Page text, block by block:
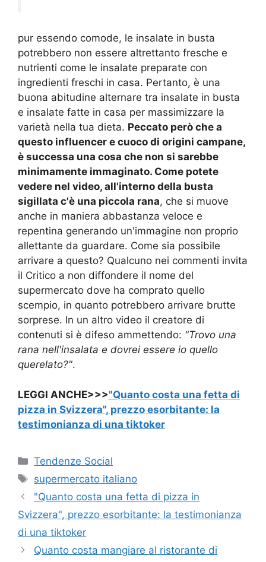
pur essendo comode, le insalate in busta
potrebbero non essere altrettanto fresche e
nutrienti come le insalate preparate con
ingredienti freschi in casa. Pertanto, è una
buona abitudine alternare tra insalate in busta
e insalate fatte in casa per massimizzare la
varietà nella tua dieta. Peccato però che a
questo influencer e cuoco di origini campane,
è successa una cosa che non si sarebbe
minimamente immaginato. Come potete
vedere nel video, all'interno della busta
sigillata c'è una piccola rana, che si muove
anche in maniera abbastanza veloce e
repentina generando un'immagine non proprio
allettante da guardare. Come sia possibile
arrivare a questo? Qualcuno nei commenti invita
il Critico a non diffondere il nome del
supermercato dove ha comprato quello
scempio, in quanto potrebbero arrivare brutte
sorprese. In un altro video il creatore di
contenuti si è difeso ammettendo: "Trovo una
rana nell'insalata e dovrei essere io quello
querelato?".
LEGGI ANCHE>>>"Quanto costa una fetta di
pizza in Svizzera", prezzo esorbitante: la
testimonianza di una tiktoker
Categorie
Tendenze Social
Tag
supermercato italiano
"Quanto costa una fetta di pizza in
Svizzera", prezzo esorbitante: la testimonianza
di una tiktoker
Quanto costa mangiare al ristorante di